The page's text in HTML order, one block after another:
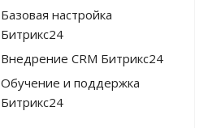
Базовая настройка
Битрикс24
Внедрение CRM Битрикс24
Обучение и поддержка
Битрикс24